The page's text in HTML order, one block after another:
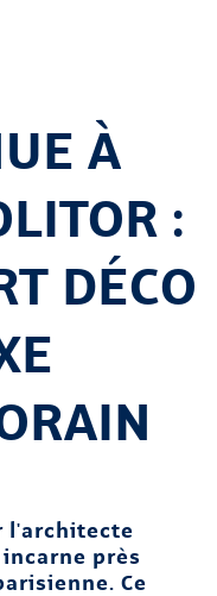
À
:
DÉCO
l'architecte
près
Ce